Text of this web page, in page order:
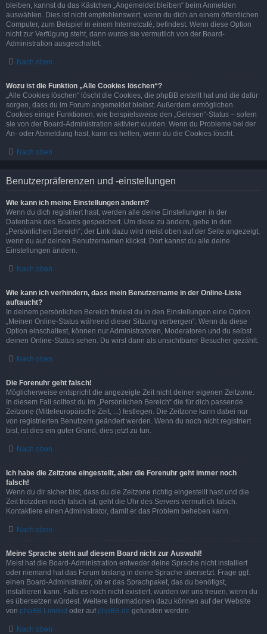
bleiben, kannst du das Kästchen „Angemeldet bleiben“ beim Anmelden
auswählen. Dies ist nicht empfehlenswert, wenn du dich an einem öffentlichen
Computer, zum Beispiel in einem Internetcafé, befindest. Wenn diese Option
nicht zur Verfügung steht, dann wurde sie vermutlich von der Board-
Administration ausgeschaltet.
Nach oben
Wozu ist die Funktion „Alle Cookies löschen“?
„Alle Cookies löschen“ löscht die Cookies, die phpBB erstellt hat und die dafür
sorgen, dass du im Forum angemeldet bleibst. Außerdem ermöglichen
Cookies einige Funktionen, wie beispielsweise den „Gelesen“-Status – sofern
sie von der Board-Administration aktiviert wurden. Wenn du Probleme bei der
An- oder Abmeldung hast, kann es helfen, wenn du die Cookies löscht.
Nach oben
Benutzerpräferenzen und -einstellungen
Wie kann ich meine Einstellungen ändern?
Wenn du dich registriert hast, werden alle deine Einstellungen in der
Datenbank des Boards gespeichert. Um diese zu ändern, gehe in den
„Persönlichen Bereich“; der Link dazu wird meist oben auf der Seite angezeigt,
wenn du auf deinen Benutzernamen klickst. Dort kannst du alle deine
Einstellungen ändern.
Nach oben
Wie kann ich verhindern, dass mein Benutzername in der Online-Liste
auftaucht?
In deinem persönlichen Bereich findest du in den Einstellungen eine Option
„Meinen Online-Status während dieser Sitzung verbergen“. Wenn du diese
Option einschaltest, können nur Administratoren, Moderatoren und du selbst
deinen Online-Status sehen. Du wirst dann als unsichtbarer Besucher gezählt.
Nach oben
Die Forenuhr geht falsch!
Möglicherweise entspricht die angezeigte Zeit nicht deiner eigenen Zeitzone.
In diesem Fall solltest du im „Persönlichen Bereich“ die für dich passende
Zeitzone (Mitteleuropäische Zeit, ...) festlegen. Die Zeitzone kann dabei nur
von registrierten Benutzern geändert werden. Wenn du noch nicht registriert
bist, ist dies ein guter Grund, dies jetzt zu tun.
Nach oben
Ich habe die Zeitzone eingestellt, aber die Forenuhr geht immer noch
falsch!
Wenn du dir sicher bist, dass du die Zeitzone richtig eingestellt hast und die
Zeit trotzdem noch falsch ist, geht die Uhr des Servers vermutlich falsch.
Kontaktiere einen Administrator, damit er das Problem beheben kann.
Nach oben
Meine Sprache steht auf diesem Board nicht zur Auswahl!
Meist hat die Board-Administration entweder deine Sprache nicht installiert
oder niemand hat das Forum bislang in deine Sprache übersetzt. Frage ggf.
einen Board-Administrator, ob er das Sprachpaket, das du benötigst,
installieren kann. Falls es noch nicht existiert, würden wir uns freuen, wenn du
es übersetzen würdest. Weitere Informationen dazu können auf der Website
von phpBB Limited oder auf phpBB.de gefunden werden.
Nach oben